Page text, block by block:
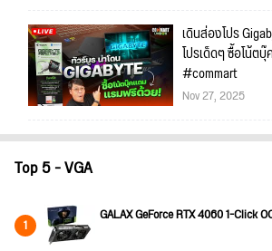
เดินส่องโปร
โปรเด็ดๆ ซื้อโน้ต
#commart
Nov 27, 2025
Top 5 - VGA
1 GALAX GeForce RTX 4060 1-Click